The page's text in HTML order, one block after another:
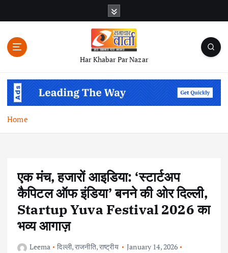
n
Har Khabar Par Nazar
Home
एक मंच, हजारों आइडिया: ‘स्टार्टअप
कैपिटल ऑफ इंडिया’ बनने की ओर दिल्ली,
Startup Yuva Festival 2026 का
भव्य आगाज़
Leema दिल्ली,राजनीति,राष्ट्रीय
January 14, 2026